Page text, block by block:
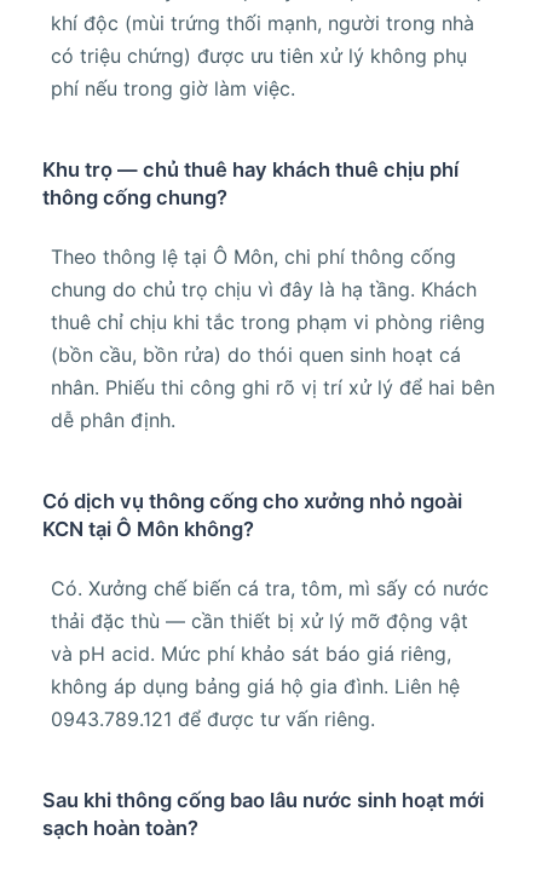
khí độc (mùi trứng thối mạnh, người trong nhà
có triệu chứng) được ưu tiên xử lý không phụ
phí nếu trong giờ làm việc.
Khu trọ — chủ thuê hay khách thuê chịu phí
thông cống chung?
Theo thông lệ tại Ô Môn, chi phí thông cống
chung do chủ trọ chịu vì đây là hạ tầng. Khách
thuê chỉ chịu khi tắc trong phạm vi phòng riêng
(bồn cầu, bồn rửa) do thói quen sinh hoạt cá
nhân. Phiếu thi công ghi rõ vị trí xử lý để hai bên
dễ phân định.
Có dịch vụ thông cống cho xưởng nhỏ ngoài
KCN tại Ô Môn không?
Có. Xưởng chế biến cá tra, tôm, mì sấy có nước
thải đặc thù — cần thiết bị xử lý mỡ động vật
và pH acid. Mức phí khảo sát báo giá riêng,
không áp dụng bảng giá hộ gia đình. Liên hệ
0943.789.121 để được tư vấn riêng.
Sau khi thông cống bao lâu nước sinh hoạt mới
sạch hoàn toàn?